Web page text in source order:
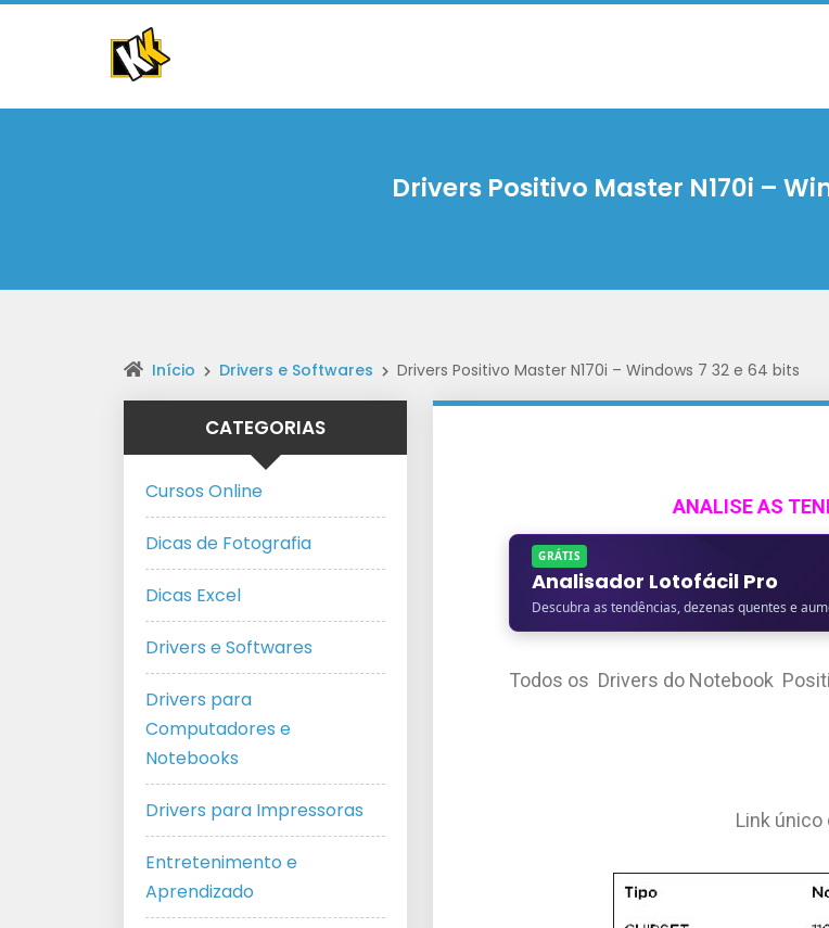
Drivers Positivo Master N170i –
Início Drivers e Softwares Drivers Positivo Master N170i – Windows 7 32 e 64 bits
ANALISE AS
GRÁTIS
Analisador Lotofácil Pro
Descubra as tendências, dezenas quentes e
Todos os Drivers do Notebook
Link
CATEGORIAS
Cursos Online
Dicas de Fotografia
Dicas Excel
Drivers e Softwares
Drivers para
Computadores e
Notebooks
Drivers para Impressoras
Entretenimento e
Aprendizado